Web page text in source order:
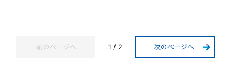
前のページへ 1 / 2 次のページへ